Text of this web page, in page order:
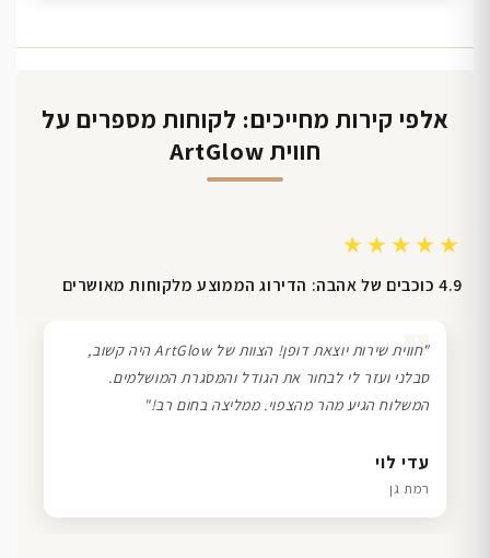
אלפי קירות מחייכים: לקוחות מספרים על
חווית ArtGlow
★★★★★
4.9 כוכבים של אהבה: הדירוג הממוצע מלקוחות מאושרים
שרון כהן
תל אביב
❞
"חווית שירות יוצאת דופן! הצוות של ArtGlow היה קשוב,
סבלני ועזר לי לבחור את הגודל והמסגרת המושלמים.
המשלוח הגיע מהר מהצפוי. ממליצה בחום רב!"
עדי לוי
רמת גן
דנה גל
חיפה
ליאת ויוסי מ.
הוד השרון